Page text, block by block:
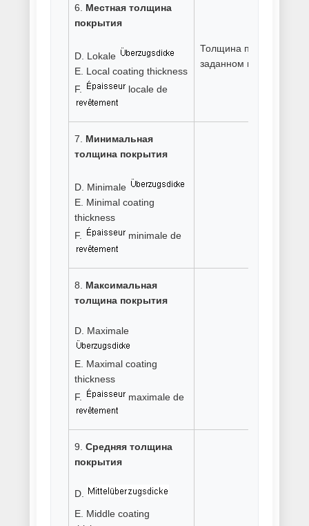
Хромоалитирование металла
Хромосилицирование металла
Цементация металла
Цинкование труб
Шоопирование цинком
Электродуговая металлизация